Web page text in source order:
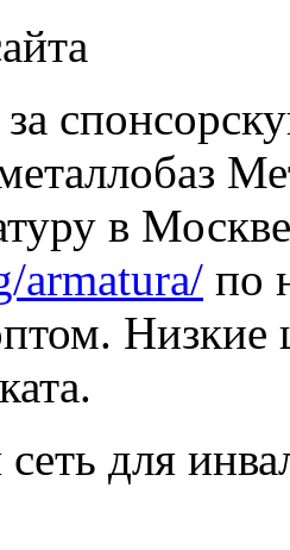
за
в
armatura/ по
Низкие
сеть для